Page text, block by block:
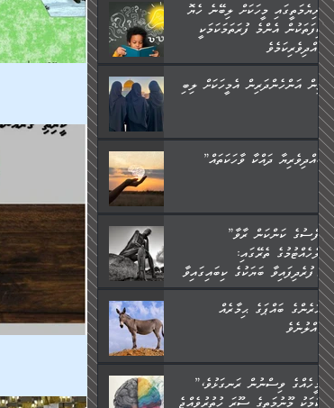
ދުނިޔެމަތީގައި މީހަކަށް ލިބޭނެ ހެޔޮ
ޞިފަތަކުން އެންމެ ފުރަތަމަކަމަކީ
ބުއްދިވެރިކަމެވެ.
ތިން އަންހެންދަރިން އެމީހަކަށް ލިބި:
”ބުއްދިވެރިޔާ ދައްކާ ވާހަކަތައް،
”ނަފްސުގެ ކަންކަން ރާވާ
ބެލެހެއްޓުމުގެ ތެރޭގައި:
މަގުފުރެދިފައިވާ ބަޔަކުގެ ކިބައިގައިވާ
މޮޅެތި ރިވެތި ކަންކަމަށް ބަލާ
ވިސްނުން ދިގު ނުކުރުންވެއެވެ.އަހަރެންގެ ބައްޕަގެ ޙިމާރެއް
ގެއްލުނެވެ.
”އެމީހެއްގެ ވިސްނުން ރަނގަޅުވެ،
އެކަމަކު މޫނުމަތީގެ ސޫރަ ހުތުރުވެއްޖެ